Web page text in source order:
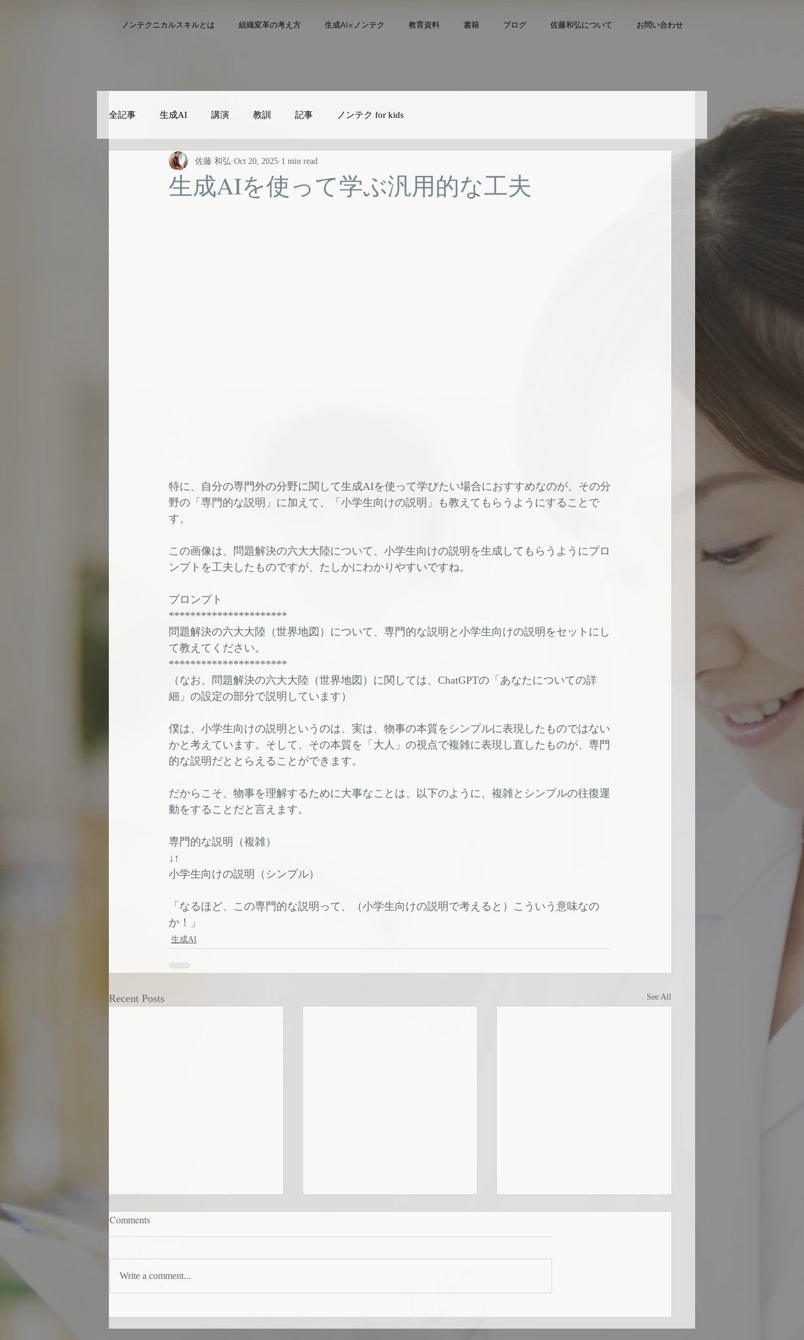
ノンテクニカルスキルとは 組織変革の考え方 生成AI×ノンテク 教育資料 書籍 ブログ 佐藤和弘について お問い合わせ
全記事 生成AI 講演 教訓 記事 ノンテク for kids
生成AIを使って学ぶ汎用的な工夫
佐藤 和弘 Oct 20, 2025 1 min read
特に、自分の専門外の分野に関して生成AIを使って学びたい場合におすすめなのが、その分
野の「専門的な説明」に加えて、「小学生向けの説明」も教えてもらうようにすることで
す。
この画像は、問題解決の六大大陸について、小学生向けの説明を生成してもらうようにプロ
ンプトを工夫したものですが、たしかにわかりやすいですね。
プロンプト
**********************
問題解決の六大大陸（世界地図）について、専門的な説明と小学生向けの説明をセットにし
て教えてください。
**********************
（なお、問題解決の六大大陸（世界地図）に関しては、ChatGPTの「あなたについての詳
細」の設定の部分で説明しています）
僕は、小学生向けの説明というのは、実は、物事の本質をシンプルに表現したものではない
かと考えています。そして、その本質を「大人」の視点で複雑に表現し直したものが、専門
的な説明だととらえることができます。
だからこそ、物事を理解するために大事なことは、以下のように、複雑とシンプルの往復運
動をすることだと言えます。
専門的な説明（複雑）
↓↑
小学生向けの説明（シンプル）
「なるほど、この専門的な説明って、（小学生向けの説明で考えると）こういう意味なの
か！」
生成AI
Recent Posts See All
査学科の卒業記念講演に登壇
メートルのアラインメント
Comments
Write a comment...